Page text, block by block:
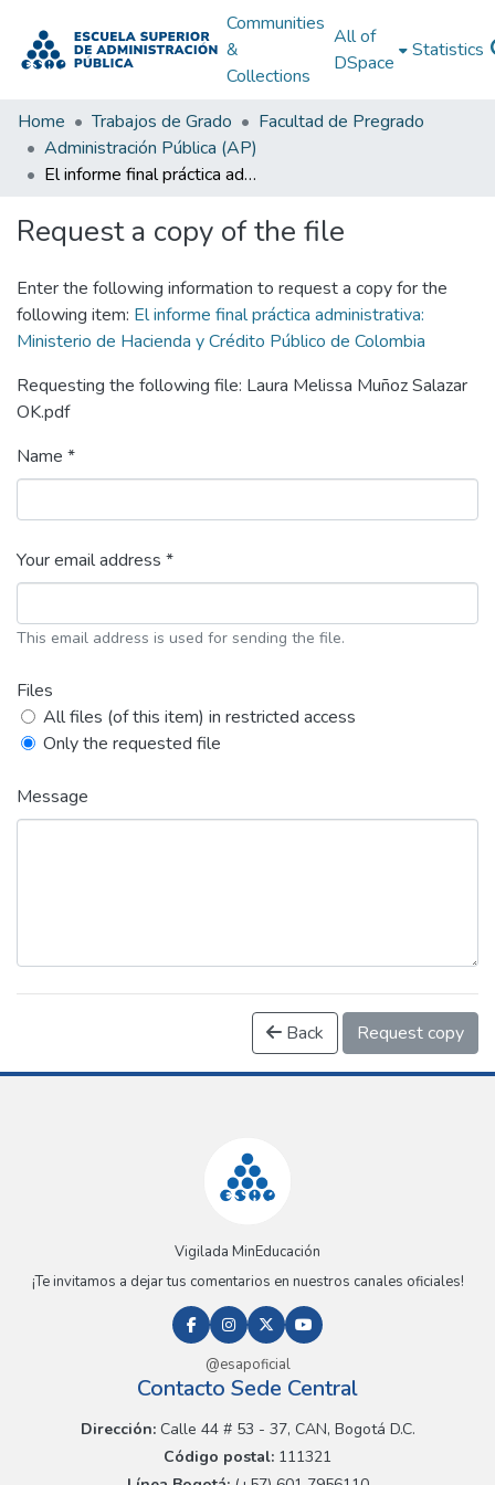
Communities
&
Collections
All of
DSpace
Statistics
Home Trabajos de Grado
Facultad de Pregrado
Administración Pública (AP)
El informe final práctica administrativa: Ministerio de Hacienda y Crédito Público de Colombia
Request a copy of the file
Enter the following information to request a copy for the
following item: El informe final práctica administrativa:
Ministerio de Hacienda y Crédito Público de Colombia
Requesting the following file: Laura Melissa Muñoz Salazar
OK.pdf
Name *
Your email address *
This email address is used for sending the file.
Files
All files (of this item) in restricted access
Only the requested file
Message
Back Request copy
Vigilada MinEducación
¡Te invitamos a dejar tus comentarios en nuestros canales oficiales!
@esapoficial
Contacto Sede Central
Dirección:Calle 44 # 53 - 37, CAN, Bogotá D.C.
Código postal: 111321